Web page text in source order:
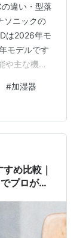
違い・型落
ソニックの
は2026年モ
モデルです
や主な機能
でも十
す。 FE-
性能や主な
を中心に選
#加湿器
め比較｜
プロが厳